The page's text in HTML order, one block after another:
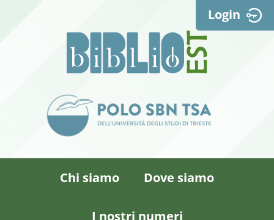
Login
Chi siamo Dove siamo
I nostri numeri